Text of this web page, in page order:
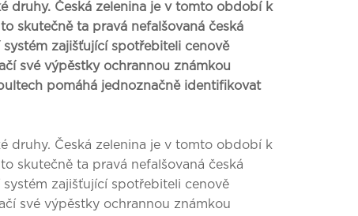
druhy. Česká zelenina je v tomto období k
skutečně ta pravá nefalšovaná česká
zajišťující spotřebiteli cenově
své výpěstky ochrannou známkou
pomáhá jednoznačně identifikovat
druhy. Česká zelenina je v tomto období k
skutečně ta pravá nefalšovaná česká
zajišťující spotřebiteli cenově
své výpěstky ochrannou známkou